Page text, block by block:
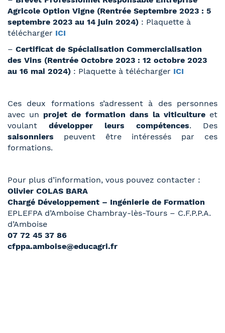
Agricole Option Vigne (Rentrée Septembre 2023 : 5
septembre 2023 au 14 juin 2024) : Plaquette à
télécharger ICI
– Certificat de Spécialisation Commercialisation
des Vins (Rentrée Octobre 2023 : 12 octobre 2023
au 16 mai 2024) : Plaquette à télécharger ICI
Ces deux formations s’adressent à des personnes
avec un projet de formation dans la viticultureet
voulant développer leurs compétences. Des
saisonniers peuvent être intéressés par ces
formations.
Pour plus d’information, vous pouvez contacter :
Olivier COLAS BARA
Chargé Développement – Ingénierie de Formation
EPLEFPA d’Amboise Chambray-lès-Tours – C.F.P.P.A.
d’Amboise
07 72 45 37 86
cfppa.amboise@educagri.fr